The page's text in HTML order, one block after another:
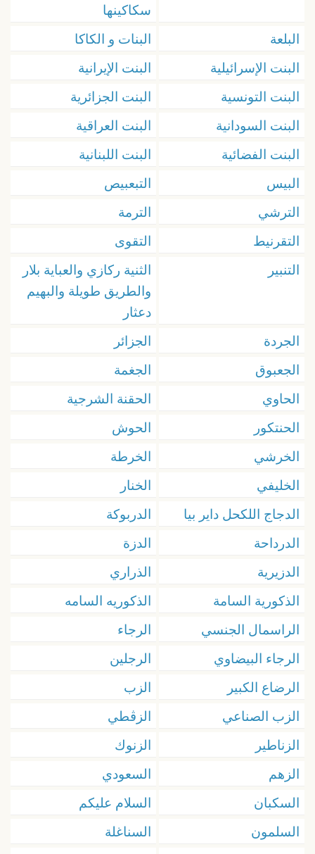
سكاكينها
البلعة
البنات و الكاكا
البنت الإسرائيلية
البنت الإيرانية
البنت التونسية
البنت الجزائرية
البنت السودانية
البنت العراقية
البنت الفضائية
البنت اللبنانية
البيس
التبعبيص
الترشي
الترمة
التقرنيط
التقوى
التنبير
الثنية ركازي والعباية بلار
والطريق طويلة والبهيم
دعثار
الجردة
الجزائر
الجعبوق
الجغمة
الحاوي
الحقنة الشرجية
الحنتكور
الحوش
الخرشي
الخرطة
الخليفي
الخنار
الدجاج اللكحل داير بيا
الدربوكة
الدرداحة
الدزة
الدزيرية
الذراري
الذكورية السامة
الذكوريه السامه
الراسمال الجنسي
الرجاء
الرجاء البيضاوي
الرجلين
الرضاع الكبير
الزب
الزب الصناعي
الزڨطي
الزناطير
الزنوك
الزهم
السعودي
السكبان
السلام عليكم
السلمون
السناغلة